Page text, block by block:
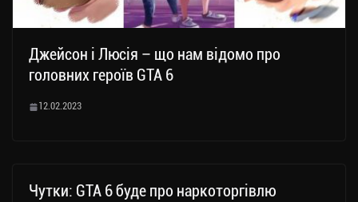
Джейсон і Люсія – що нам відомо про
головних героїв GTA 6
12.02.2023
Чутки: GTA 6 буде про наркоторгівлю